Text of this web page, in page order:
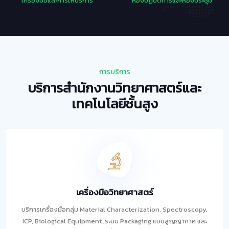
การบริการ
บริการสำนักงานวิทยาศาสตร์และ
เทคโนโลยีชั้นสูง
เครื่องมือวิทยาศาสตร์
บริการเครื่องมือกลุ่ม Material Characterization, Spectroscopy,
ICP, Biological Equipment ,ระบบ Packaging แบบสูญญากาศ และ